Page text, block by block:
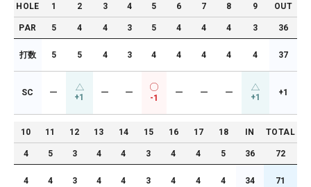
HOLE 1 2 3 4 5 6 7 8 9 OUT
PAR 5 4 4 3 5 4 4 4 3 36
打数 5 5 4 3 4 4 4 4 4 37
SC ー +1 ー ー
-1
ー ー ー +1 +1
10 11 12 13 14 15 16 17 18 IN TOTAL
4 5 3 4 4 3 4 4 5 36 72
4 4 3 4 4 3 4 4 4 34 71